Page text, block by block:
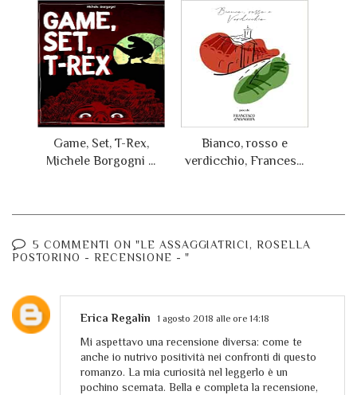
Game, Set, T-Rex,
Michele Borgogni ...
Bianco, rosso e
verdicchio, Frances...
5 COMMENTI ON "LE ASSAGGIATRICI, ROSELLA
POSTORINO - RECENSIONE - "
Erica Regalin 1 agosto 2018 alle ore 14:18
Mi aspettavo una recensione diversa: come te
anche io nutrivo positività nei confronti di questo
romanzo. La mia curiosità nel leggerlo è un
pochino scemata. Bella e completa la recensione,